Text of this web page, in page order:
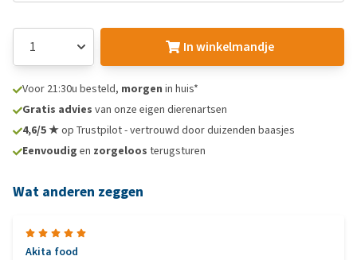
In winkelmandje
Voor 21:30u besteld, morgen in huis*
Gratis advies van onze eigen dierenartsen
4,6/5 ★op Trustpilot - vertrouwd door duizenden baasjes
Eenvoudig en zorgeloos terugsturen
Wat anderen zeggen
Akita food